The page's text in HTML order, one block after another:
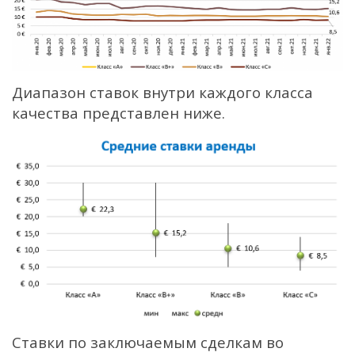
Диапазон ставок внутри каждого класса
качества представлен ниже.
Ставки по заключаемым сделкам во